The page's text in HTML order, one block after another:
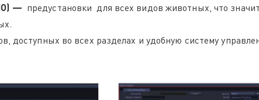
— предустановки для всех видов животных, что
доступных во всех разделах и удобную систему